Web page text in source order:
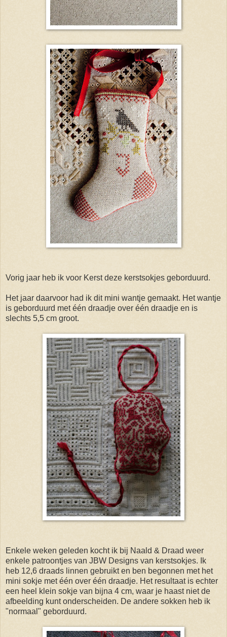
Vorig jaar heb ik voor Kerst deze kerstsokjes geborduurd.
Het jaar daarvoor had ik dit mini wantje gemaakt. Het wantje
is geborduurd met één draadje over één draadje en is
slechts 5,5 cm groot.
Enkele weken geleden kocht ik bij Naald & Draad weer
enkele patroontjes van JBW Designs van kerstsokjes. Ik
heb 12,6 draads linnen gebruikt en ben begonnen met het
mini sokje met één over één draadje. Het resultaat is echter
een heel klein sokje van bijna 4 cm, waar je haast niet de
afbeelding kunt onderscheiden. De andere sokken heb ik
"normaal" geborduurd.